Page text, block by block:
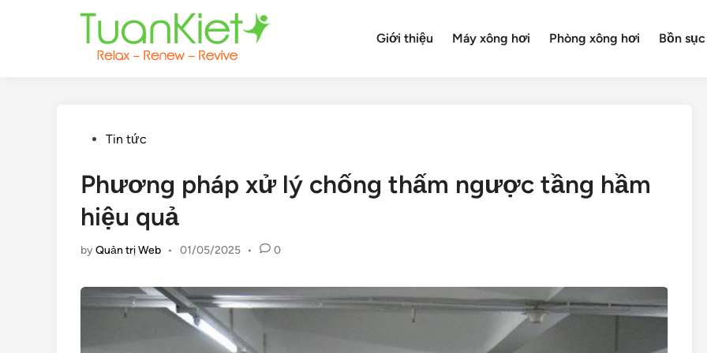
Giới thiệu Máy xông hơi Phòng xông hơi Bồn sục
PostedTin tức
Phương pháp xử lý chống thấm ngược tầng hầm
hiệu quả
byQuản trị Web • 01/05/2025 • 0